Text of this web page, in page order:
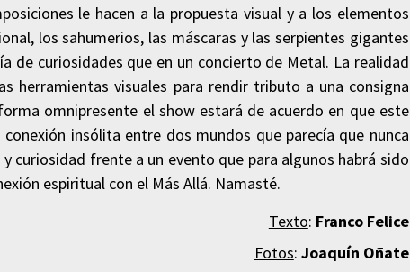
le hacen a la propuesta visual y a los elementos
los sahumerios, las máscaras y las serpientes gigantes
de curiosidades que en un concierto de Metal. La realidad
herramientas visuales para rendir tributo a una consigna
omnipresente el show estará de acuerdo en que este
insólita entre dos mundos que parecía que nunca
curiosidad frente a un evento que para algunos habrá sido
espiritual con el Más Allá. Namasté.
Texto: Franco Felice
Fotos: Joaquín Oñate